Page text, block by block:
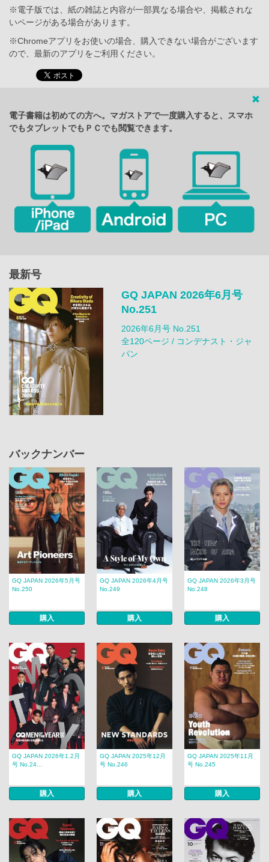
※電子版では、紙の雑誌と内容が一部異なる場合や、掲載されな
いページがある場合があります。
※Chromeアプリをお使いの場合、購入できない場合がございます
ので、最新のアプリをご利用ください。
電子書籍は初めての方へ。マガストアで一度購入すると、スマホ
でもタブレットでもＰＣでも閲覧できます。
最新号
GQ JAPAN 2026年6月号
No.251
2026年6月号 No.251
全120ページ / コンデナスト・ジャ
パン
バックナンバー
GQ JAPAN 2026年5月号
No.250
購入
GQ JAPAN 2026年4月号
No.249
購入
GQ JAPAN 2026年3月号
No.248
購入
GQ JAPAN 2026年1.2月
号 No.24...
購入
GQ JAPAN 2025年12月
号 No.246
購入
GQ JAPAN 2025年11月
号 No.245
購入